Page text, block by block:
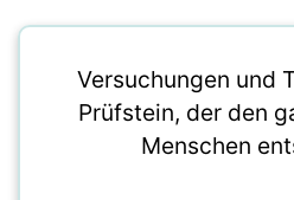
Versuchungen und
Prüfstein, der den
Menschen